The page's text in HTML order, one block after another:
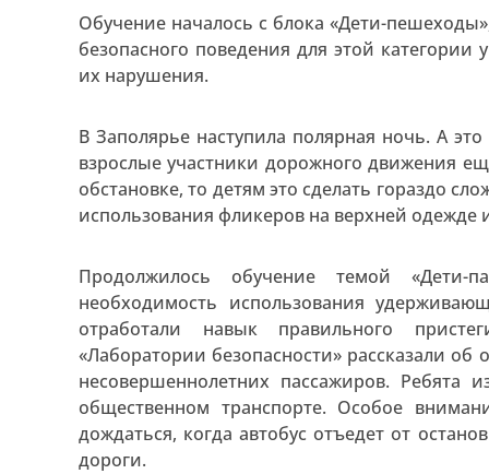
Обучение началось с блока «Дети-
безопасного поведения для этой
их нарушения.
В Заполярье наступила полярная ночь. А
взрослые участники дорожного движения
обстановке, то детям это сделать гораздо
использования фликеров на верхней
Продолжилось обучение темой «Дети-
необходимость использования
отработали навык правильного
«Лаборатории безопасности» рассказали об
несовершеннолетних пассажиров. Ребята
общественном транспорте. Особое
дождаться, когда автобус отъедет от
дороги.